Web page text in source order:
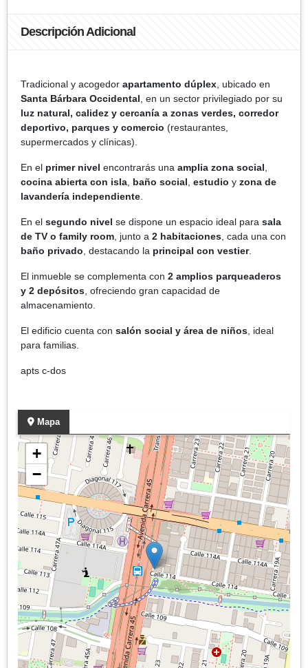
Descripción Adicional
Tradicional y acogedor apartamento dúplex , ubicado en
Santa Bárbara Occidental , en un sector privilegiado por su
luz natural, calidez y cercanía a zonas verdes, corredor
deportivo, parques y comercio (restaurantes,
supermercados y clínicas).
En el primer nivel encontrarás una amplia zona social
cocina abierta con isla baño social estudio y zona de
lavandería independiente
En el segundo nivel se dispone un espacio ideal para sala
de TV o family room , junto a 2 habitaciones , cada una con
baño privado , destacando la principal con vestier.
El inmueble se complementa con 2 amplios parqueaderos
y 2 depósitos , ofreciendo gran capacidad de
almacenamiento.
El edificio cuenta con salón social y área de niños , ideal
para familias.
apts c-dos
Mapa
+
−